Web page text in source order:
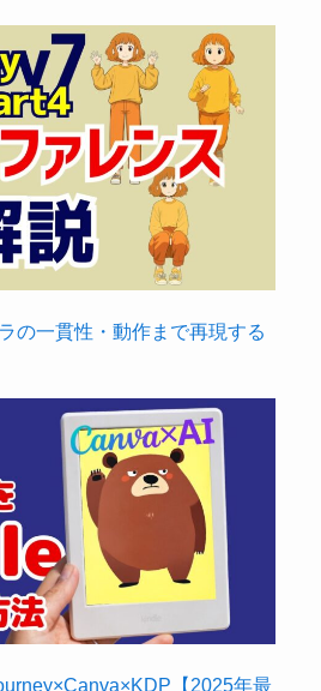
の一貫性・動作まで再現する
【2025年最